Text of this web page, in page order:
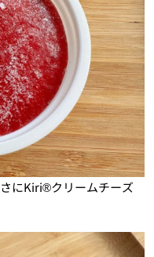
にKiri®クリームチーズ